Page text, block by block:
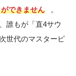
できません
。
誰もが「直4サウ
世代のマスターピ